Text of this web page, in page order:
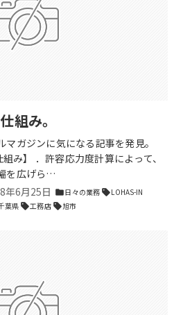
組み。
マガジンに気になる記事を発見。
み】 ．許容応力度計算によって、
を広げら…
年6月25日 folder日々の業務 sellLOHAS-IN
葉県 sell工務店 sell旭市